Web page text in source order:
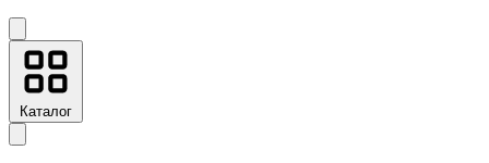
Каталог